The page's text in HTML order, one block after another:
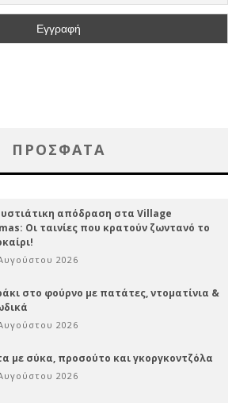
ΠΡΌΣΦΑΤΑ
απόδραση στα Village
Οι ταινίες που κρατούν ζωντανό το
2026
στο φούρνο με πατάτες, ντοματίνια &
2026
με σύκα, προσούτο και γκοργκοντζόλα
2026